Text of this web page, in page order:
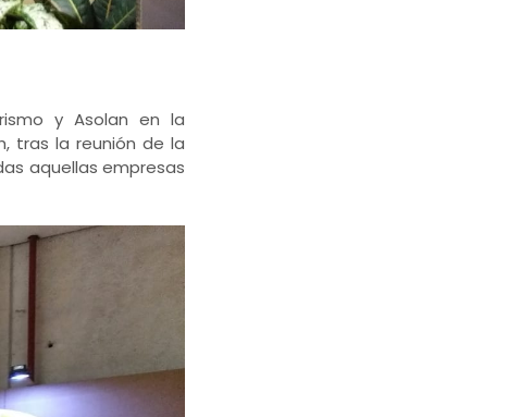
y Asolan en la
tras la reunión de la
aquellas empresas